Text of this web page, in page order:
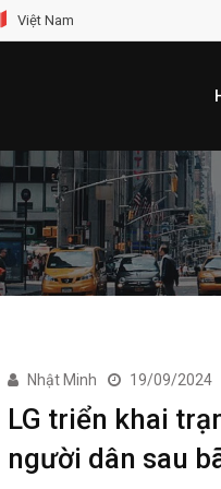
Việt Nam
Nhật Minh 19/09/2024
LG triển khai
người dân sau